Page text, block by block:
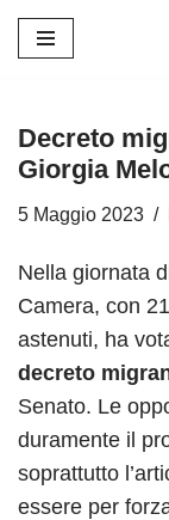
contenuto
Decreto
Giorgia
5 Maggio 2023
Nella giornata
Camera, con
astenuti, ha
decreto
Senato. Le
duramente il
soprattutto
essere per